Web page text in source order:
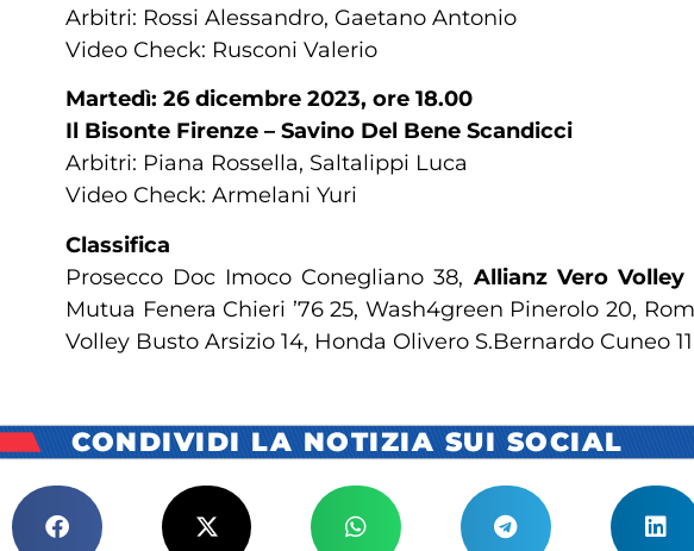
Arbitri: Rossi Alessandro, Gaetano Antonio
Video Check: Rusconi Valerio
Martedì: 26 dicembre 2023, ore 18.00
Il Bisonte Firenze – Savino Del Bene Scandicci
Arbitri: Piana Rossella, Saltalippi Luca
Video Check: Armelani Yuri
Classifica
Prosecco Doc Imoco Conegliano 38, Allianz Vero Volley
Mutua Fenera Chieri ’76 25, Wash4green Pinerolo 20,
Volley Busto Arsizio 14, Honda Olivero S.Bernardo Cuneo
CONDIVIDI LA NOTIZIA SUI SOCIAL